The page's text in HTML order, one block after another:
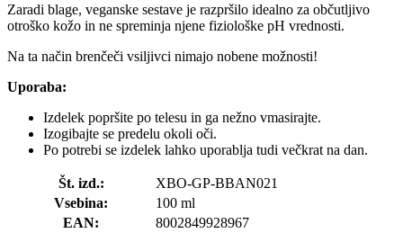
Zaradi blage, veganske sestave je razpršilo idealno za občutljivo
otroško kožo in ne spreminja njene fiziološke pH vrednosti.
Na ta način brenčeči vsiljivci nimajo nobene možnosti!
Uporaba:
Izdelek popršite po telesu in ga nežno vmasirajte.
Izogibajte se predelu okoli oči.
Po potrebi se izdelek lahko uporablja tudi večkrat na dan.
Št. izd.:
XBO-GP-BBAN021
Vsebina:
100 ml
EAN:
8002849928967